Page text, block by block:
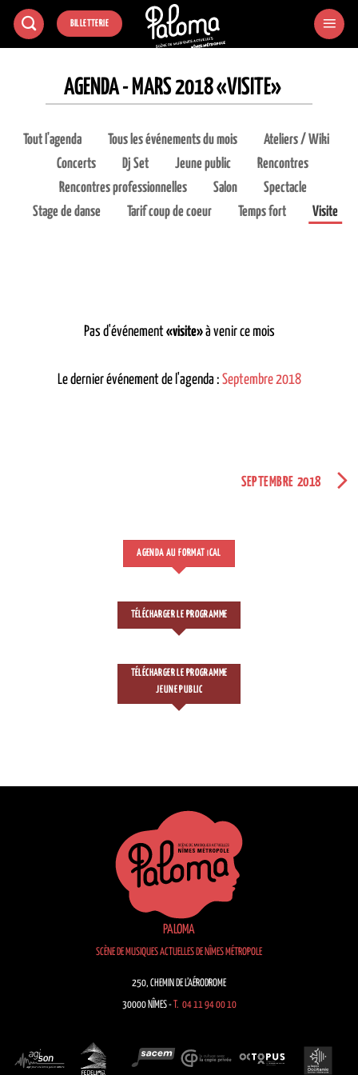
Passer
BILLETTERIE
AGENDA - MARS 2018 «VISITE»
Tout l'agenda Tous les événements du mois
Ateliers / Wiki
Concerts
Dj Set Jeune public
Rencontres
Rencontres professionnelles
Salon
Spectacle
Stage de danse
Tarif coup de coeur Temps fort Visite
Pas d'événement«visite»à venir ce mois
Le dernier événement de l'agenda : Septembre 2018
SEPTEMBRE 2018
AGENDA AU FORMAT CAL
TÉLÉCHARGER LE PROGRAMME
TÉLÉCHARGER LE PROGRAMME
JEUNE PUBLIC
PALOMA
SCÈNE DE MUSIQUES ACTUELLES DE NÎMES MÉTROPOLE
250, CHEMIN DE L’AÉRODROME
30000 NÎMES - T. 04 11 94 00 10